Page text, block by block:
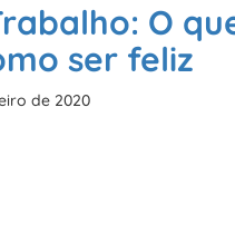
O
ser feliz
de 2020